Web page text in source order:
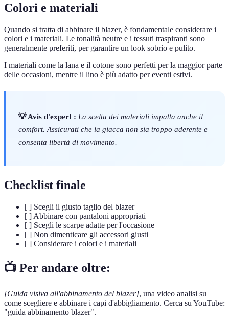
Colori e materiali
Quando si tratta di abbinare il blazer, è fondamentale considerare i
colori e i materiali. Le tonalità neutre e i tessuti traspiranti sono
generalmente preferiti, per garantire un look sobrio e pulito.
I materiali come la lana e il cotone sono perfetti per la maggior parte
delle occasioni, mentre il lino è più adatto per eventi estivi.
💡 Avis d'expert : La scelta dei materiali impatta anche il
comfort. Assicurati che la giacca non sia troppo aderente e
consenta libertà di movimento.
Checklist finale
[ ] Scegli il giusto taglio del blazer
[ ] Abbinare con pantaloni appropriati
[ ] Scegli le scarpe adatte per l'occasione
[ ] Non dimenticare gli accessori giusti
[ ] Considerare i colori e i materiali
📺 Per andare oltre:
[Guida visiva all'abbinamento del blazer], una video analisi su
come scegliere e abbinare i capi d'abbigliamento. Cerca su YouTube:
"guida abbinamento blazer".